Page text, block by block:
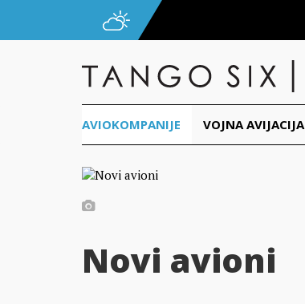
AVIOKOMPANIJE VOJNA AVIJACIJA
Novi avioni